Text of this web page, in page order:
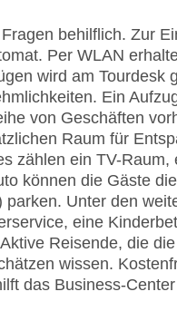
behilflich. Zur
Per WLAN
wird am Tourdesk
Ein
von Geschäften
Raum für
zählen ein TV-Raum,
können die Gäste
Unter den
eine
Reisende, die
wissen.
das Business-